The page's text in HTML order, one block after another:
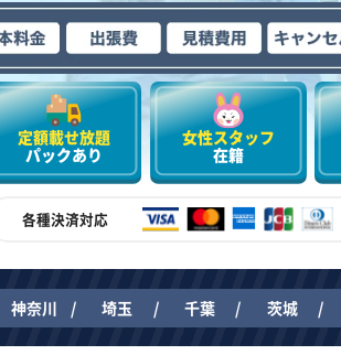
定額載せ放題
パックあり
女性スタッフ
在籍
各種決済対応
神奈川 埼玉 千葉 茨城